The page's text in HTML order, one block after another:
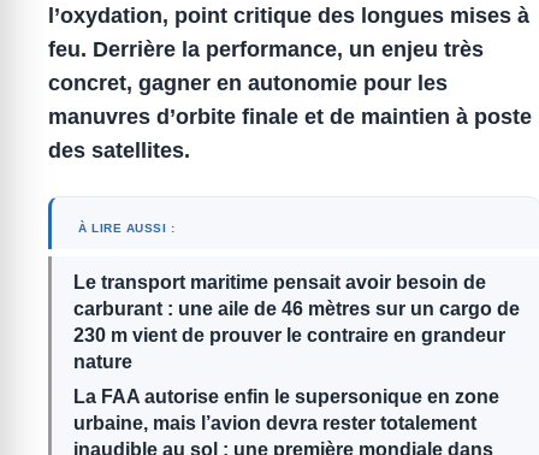
l’oxydation, point critique des longues mises à
feu. Derrière la performance, un enjeu très
concret, gagner en autonomie pour les
manuvres d’orbite finale et de maintien à poste
des satellites.
À LIRE AUSSI :
Le transport maritime pensait avoir besoin de
carburant : une aile de 46 mètres sur un cargo de
230 m vient de prouver le contraire en grandeur
nature
La FAA autorise enfin le supersonique en zone
urbaine, mais l’avion devra rester totalement
inaudible au sol : une première mondiale dans